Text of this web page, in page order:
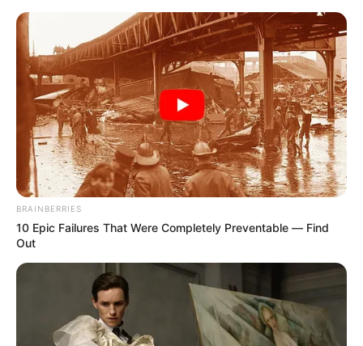
BRAINBERRIES
10 Epic Failures That Were Completely Preventable — Find
Out